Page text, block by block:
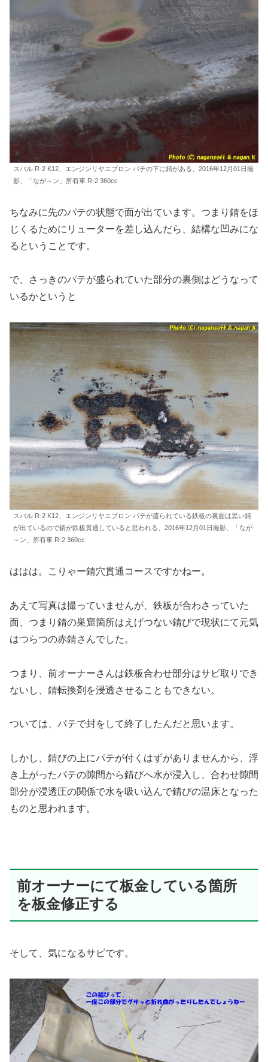
スバル R-2 K12、エンジンリヤエプロン パテの下に錆がある、2016年12月01日撮
影、「なが～ン」所有車 R-2 360cc
ちなみに先のパテの状態で面が出ています。つまり錆をほ
じくるためにリューターを差し込んだら、結構な凹みにな
るということです。
で、さっきのパテが盛られていた部分の裏側はどうなって
いるかというと
スバル R-2 K12、エンジンリヤエプロン パテが盛られている鉄板の裏面は黒い錆
が出ているので錆が鉄板貫通していると思われる、2016年12月01日撮影、「なが
～ン」所有車 R-2 360cc
ははは。こりゃー錆穴貫通コースですかねー。
あえて写真は撮っていませんが、鉄板が合わさっていた
面、つまり錆の巣窟箇所はえげつない錆びで現状にて元気
はつらつの赤錆さんでした。
つまり、前オーナーさんは鉄板合わせ部分はサビ取りでき
ないし、錆転換剤を浸透させることもできない。
ついては、パテで封をして終了したんだと思います。
しかし、錆びの上にパテが付くはずがありませんから、浮
き上がったパテの隙間から錆びへ水が浸入し、合わせ隙間
部分が浸透圧の関係で水を吸い込んで錆びの温床となった
ものと思われます。
前オーナーにて板金している箇所
を板金修正する
そして、気になるサビです。